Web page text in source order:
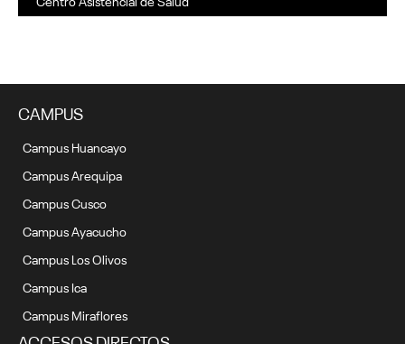
CAMPUS
Campus Huancayo
Campus Arequipa
Campus Cusco
Campus Ayacucho
Campus Los Olivos
Campus Ica
Campus Miraflores